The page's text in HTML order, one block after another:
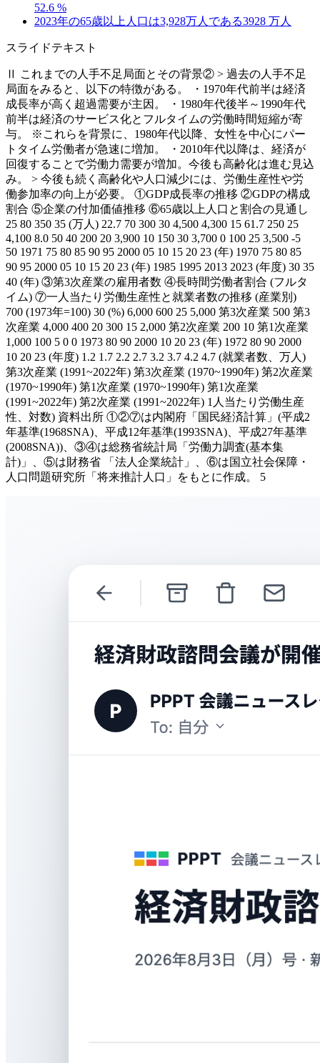
52.6 %
2023年の65歳以上人口は3,928万人である3928 万人
スライドテキスト
Ⅱ これまでの人手不足局面とその背景② > 過去の人手不足
局面をみると、以下の特徴がある。 ・1970年代前半は経済
成長率が高く超過需要が主因。 ・1980年代後半～1990年代
前半は経済のサービス化とフルタイムの労働時間短縮が寄
与。 ※これらを背景に、1980年代以降、女性を中心にパー
トタイム労働者が急速に増加。 ・2010年代以降は、経済が
回復することで労働力需要が増加。今後も高齢化は進む見込
み。 > 今後も続く高齢化や人口減少には、労働生産性や労
働参加率の向上が必要。 ①GDP成長率の推移 ②GDPの構成
割合 ⑤企業の付加価値推移 ⑥65歳以上人口と割合の見通し
25 80 350 35 (万人) 22.7 70 300 30 4,500 4,300 15 61.7 250 25
4,100 8.0 50 40 200 20 3,900 10 150 30 3,700 0 100 25 3,500 -5
50 1971 75 80 85 90 95 2000 05 10 15 20 23 (年) 1970 75 80 85
90 95 2000 05 10 15 20 23 (年) 1985 1995 2013 2023 (年度) 30 35
40 (年) ③第3次産業の雇用者数 ④長時間労働者割合 (フルタ
イム) ⑦一人当たり労働生産性と就業者数の推移 (産業別)
700 (1973年=100) 30 (%) 6,000 600 25 5,000 第3次産業 500 第3
次産業 4,000 400 20 300 15 2,000 第2次産業 200 10 第1次産業
1,000 100 5 0 0 1973 80 90 2000 10 20 23 (年) 1972 80 90 2000
10 20 23 (年度) 1.2 1.7 2.2 2.7 3.2 3.7 4.2 4.7 (就業者数、万人)
第3次産業 (1991~2022年) 第3次産業 (1970~1990年) 第2次産業
(1970~1990年) 第1次産業 (1970~1990年) 第1次産業
(1991~2022年) 第2次産業 (1991~2022年) 1人当たり労働生産
性、対数) 資料出所 ①②⑦は内閣府「国民経済計算」(平成2
年基準(1968SNA)、平成12年基準(1993SNA)、平成27年基準
(2008SNA))、③④は総務省統計局「労働力調査(基本集
計)」、⑤は財務省 「法人企業統計」、⑥は国立社会保障・
人口問題研究所「将来推計人口」をもとに作成。 5